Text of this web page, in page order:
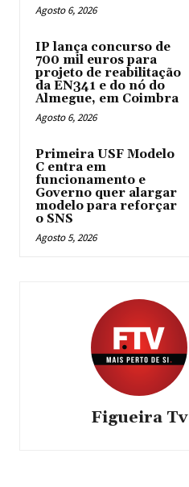
Agosto 6, 2026
IP lança concurso de
700 mil euros para
projeto de reabilitação
da EN341 e do nó do
Almegue, em Coimbra
Agosto 6, 2026
Primeira USF Modelo
C entra em
funcionamento e
Governo quer alargar
modelo para reforçar
o SNS
Agosto 5, 2026
Figueira Tv